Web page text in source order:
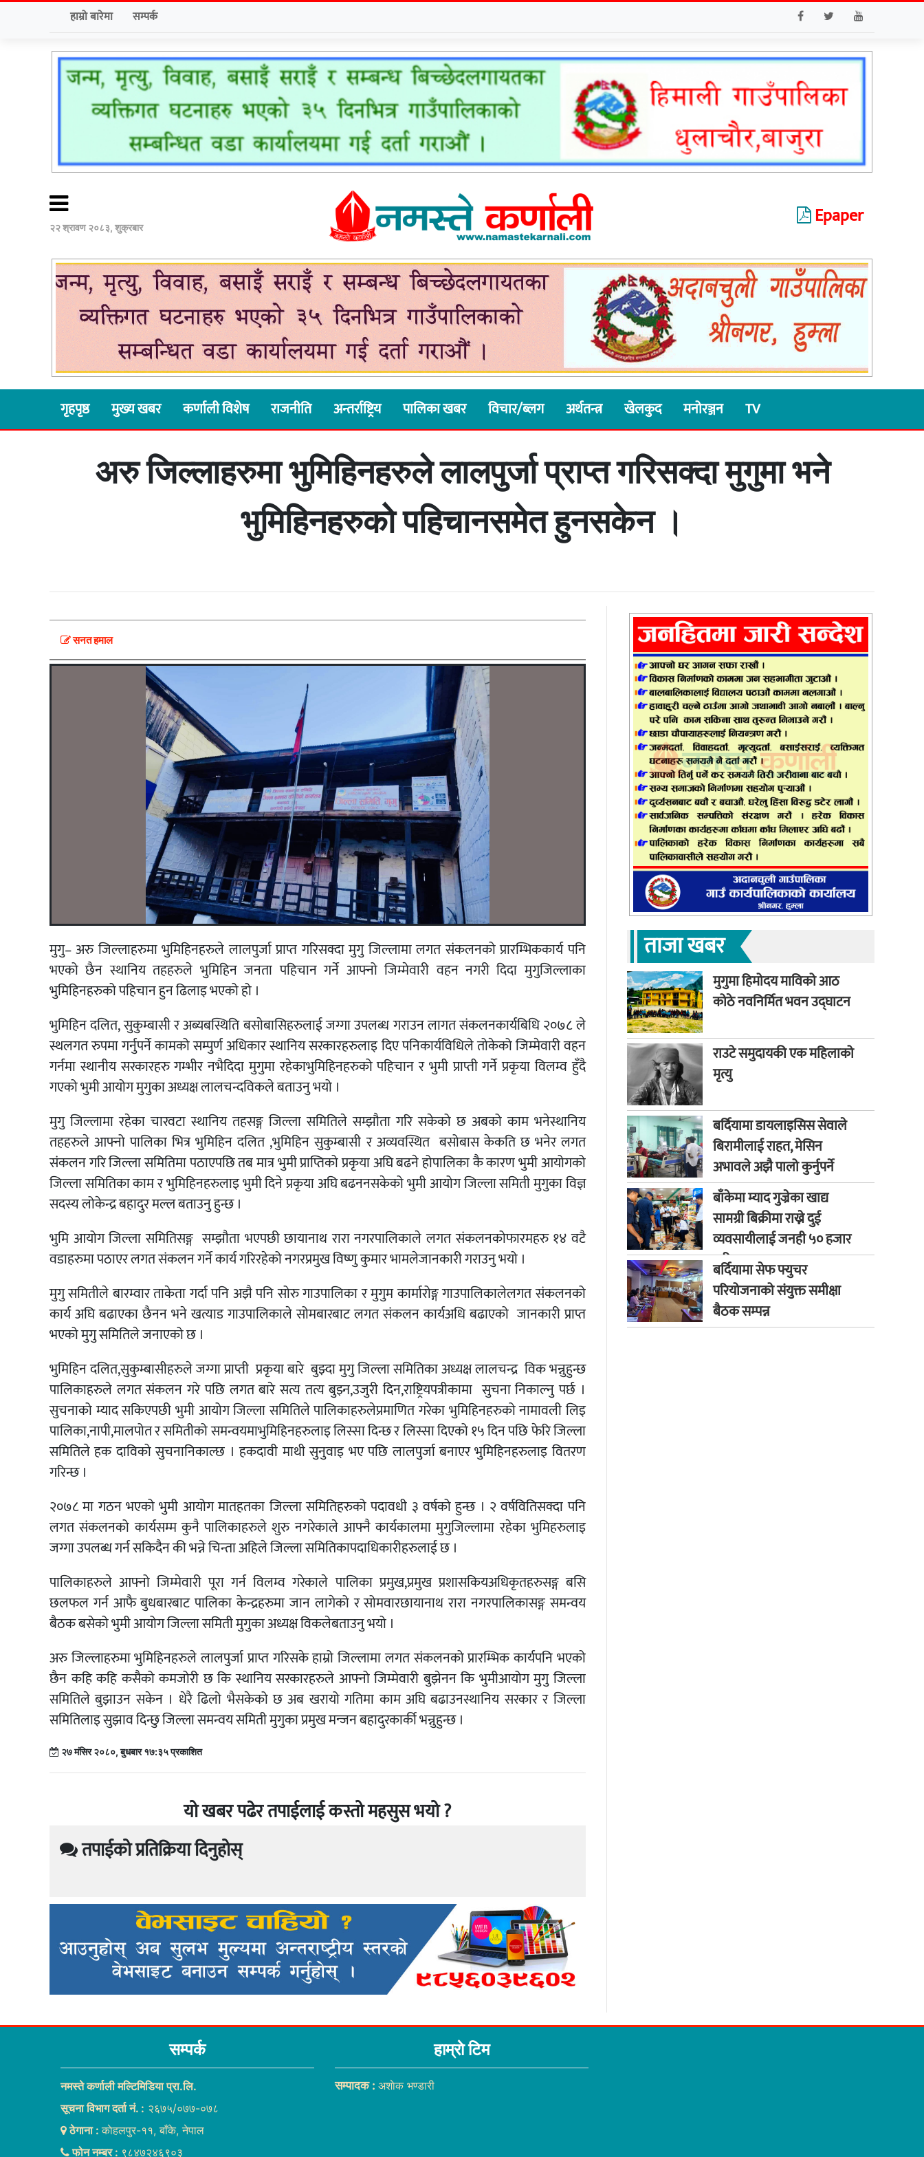
हाम्रो बारेमा सम्पर्क
२२ श्रावण २०८३, शुक्रबार Epaper
गृहपृष्ठ मुख्य खबर कर्णाली विशेष राजनीति अन्तर्राष्ट्रिय पालिका खबर विचार/ब्लग अर्थतन्त्र खेलकुद मनोरञ्जन TV
अरु जिल्लाहरुमा भुमिहिनहरुले लालपुर्जा प्राप्त गरिसक्दा मुगुमा भने
भुमिहिनहरुको पहिचानसमेत हुनसकेन ।
सनत हमाल
मुगु–अरुजिल्लाहरुमाभुमिहिनहरुले लालपुर्जाप्राप्त गरिसक्दामुगुजिल्लामालगतसंकलनकोप्रारम्भिककार्यपनि
भएको छैन स्थानिय तहहरुले भुमिहिन जनता पहिचान गर्ने आफ्नो जिम्मेवारी वहन नगरी दिदा मुगुजिल्लाका
भुमिहिनहरुकोपहिचानहुनढिलाइभएकोहो ।
भुमिहिनदलित,सुकुम्बासीरअब्यबस्थितिबसाेबासिहरुलाईजग्गाउपलब्धगराउनलागतसंकलनकार्यबिधि२०७८ले
स्थलगतरुपमागर्नुपर्नेकामकोसम्पुर्णअधिकारस्थानियसरकारहरुलाइदिएपनिकार्यविधिलेतोकेकोजिम्मेवारीवहन
गर्नमास्थानीयसरकारहरुगम्भीरनभैदिदा मुगुमारहेकाभुमिहिनहरुकोपहिचान र भुमीप्राप्तीगर्नेप्रकृया विलम्वहुँदै
गएकोभुमीआयोगमुगुकाअध्यक्षलालचन्दविकलेबताउनुभयो ।
मुगु जिल्लामा रहेका चारवटा स्थानिय तहसङ्ग जिल्ला समितिले सम्झौता गरि सकेको छ अबको काम भनेस्थानिय
तहहरुले आफ्नो पालिका भित्र भुमिहिन दलित,भुमिहिन सुकुम्बासी र अव्यवस्थित बसोबास केकति छ भनेर लगत
संकलनगरिजिल्लासमितिमापठाएपछितबमात्रभुमीप्राप्तिकोप्रकृयाअघिबढनेहोपालिकाकैकारणभुमीआयोगको
जिल्लासमितिकाकामरभुमिहिनहरुलाइभुमीदिनेप्रकृयाअघिबढननसकेकोभुमीआयोगजिल्लासमितीमुगुकाविज्ञ
सदस्यलोकेन्द्रबहादुरमल्लबताउनुहुन्छ ।
भुमि आयोगजिल्लासमितिसङ्ग सम्झौता भएपछीछायानाथरारानगरपालिकाले लगतसंकलनकोफारमहरु १४वटै
वडाहरुमापठाएरलगतसंकलनगर्नेकार्यगरिरहेकोनगरप्रमुखविष्णुकुमारभामलेजानकारीगराउनुभयो ।
मुगुसमितीलेबारम्वारताकेतागर्दापनिअझैपनिसोरुगाउपालिकारमुगुमकार्मारोङ्गगाउपालिकालेलगतसंकलनको
कार्यअघिबढाएकाछैननभनेखत्याडगाउपालिकालेसोमबारबाटलगतसंकलनकार्यअधिबढाएको जानकारीप्राप्त
भएकोमुगुसमितिलेजनाएकोछ ।
भुमिहिनदलित,सुकुम्बासीहरुलेजग्गाप्राप्ती प्रकृयाबारे बुझ्दामुगुजिल्लासमितिकाअध्यक्षलालचन्द्र विकभन्नुहुन्छ
पालिकाहरुलेलगतसंकलन गरेपछिलगतबारेसत्यतत्यबुझ्न,उजुरी दिन,राष्ट्रियपत्रीकामा सुचनानिकाल्नुपर्छ ।
सुचनाकोम्यादसकिएपछीभुमीआयोगजिल्लासमितिलेपालिकाहरुलेप्रमाणितगरेकाभुमिहिनहरुकोनामावलीलिइ
पालिका,नापी,मालपोतरसमितीकोसमन्वयमाभुमिहिनहरुलाइलिस्सादिन्छरलिस्सादिएको१५दिनपछिफेरिजिल्ला
समितिलेहकदाविकोसुचनानिकाल्छ । हकदावीमाथीसुनुवाइ भएपछिलालपुर्जाबनाएरभुमिहिनहरुलाइवितरण
गरिन्छ ।
२०७८मागठनभएकोभुमी आयोगमातहतकाजिल्लासमितिहरुकोपदावधी ३ वर्षकोहुन्छ । २वर्षवितिसक्दापनि
लगत संकलनको कार्यसम्म कुनै पालिकाहरुले शुरु नगरेकाले आफ्नै कार्यकालमा मुगुजिल्लामा रहेका भुमिहरुलाइ
जग्गाउपलब्धगर्नसकिदैनकीभन्नेचिन्ताअहिलेजिल्लासमितिकापदाधिकारीहरुलाईछ ।
पालिकाहरुले आफ्नो जिम्मेवारी पूरा गर्न विलम्व गरेकाले पालिका प्रमुख,प्रमुख प्रशासकियअधिकृतहरुसङ्ग बसि
छलफल गर्न आफै बुधबारबाट पालिका केन्द्रहरुमा जान लागेको र सोमवारछायानाथ रारा नगरपालिकासङ्ग समन्वय
बैठकबसेकोभुमीआयोगजिल्लासमितीमुगुकाअध्यक्षविकलेबताउनुभयो ।
अरुजिल्लाहरुमाभुमिहिनहरुलेलालपुर्जाप्राप्तगरिसकेहाम्रोजिल्लामालगतसंकलनकोप्रारम्भिककार्यपनिभएको
छैनकहिकहिकसैकोकमजोरीछकिस्थानियसरकारहरुले आफ्नोजिम्मेवारीबुझेननकि भुमीआयोगमुगुजिल्ला
समितिले बुझाउन सकेन । धेरै ढिलो भैसकेको छ अब खरायो गतिमा काम अघि बढाउनस्थानिय सरकार र जिल्ला
समितिलाइसुझावदिन्छुजिल्लासमन्वयसमितीमुगुकाप्रमुखमन्जनबहादुरकार्कीभन्नुहुन्छ ।
२७ मंसिर २०८०, बुधबार १७:३५ प्रकाशित
यो खबर पढेर तपाईलाई कस्तो महसुस भयो ?
तपाईको प्रतिक्रिया दिनुहोस्
ताजा खबर
मुगुमा हिमोदय माविको आठ
कोठे नवनिर्मित भवन उद्घाटन
राउटे समुदायकी एक महिलाको
मृत्यु
बर्दियामा डायलाइसिस सेवाले
बिरामीलाई राहत, मेसिन
अभावले अझै पालो कुर्नुपर्ने
बाध्यता
बाँकेमा म्याद गुज्रेका खाद्य
सामग्री बिक्रीमा राख्ने दुई
व्यवसायीलाई जनही ५० हजार
जरिवाना
बर्दियामा सेफ फ्युचर
परियोजनाको संयुक्त समीक्षा
बैठक सम्पन्न
सम्पर्क
नमस्ते कर्णाली मल्टिमिडिया प्रा.लि.
सूचना विभाग दर्ता नं. : २६७५/०७७-०७८
ठेगाना :काेहलपुर-११, बाँके, नेपाल
फोन नम्बर : ९८४७२४६९०३
हाम्राे टिम
सम्पादक :अशाेक भण्डारी